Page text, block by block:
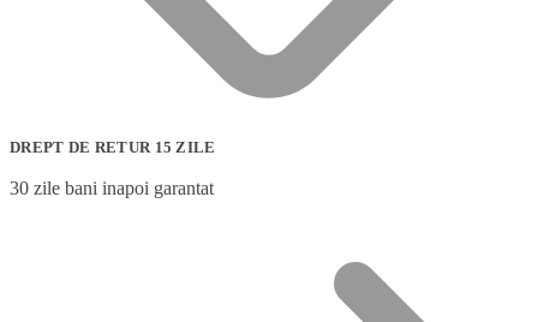
DREPT DE RETUR 15 ZILE
30 zile bani inapoi garantat